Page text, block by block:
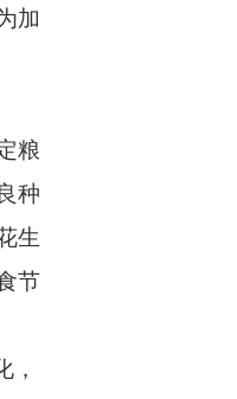
加
粮
种
生
节
，